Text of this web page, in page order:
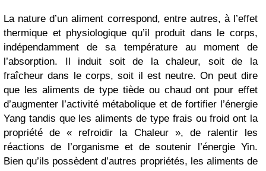
La nature d’un aliment correspond, entre autres, à l’effet
thermique et physiologique qu’il produit dans le corps,
indépendamment de sa température au moment de
l’absorption. Il induit soit de la chaleur, soit de la
fraîcheur dans le corps, soit il est neutre. On peut dire
que les aliments de type tiède ou chaud ont pour effet
d’augmenter l’activité métabolique et de fortifier l’énergie
Yang tandis que les aliments de type frais ou froid ont la
propriété de « refroidir la Chaleur », de ralentir les
réactions de l’organisme et de soutenir l’énergie Yin.
Bien qu’ils possèdent d’autres propriétés, les aliments de